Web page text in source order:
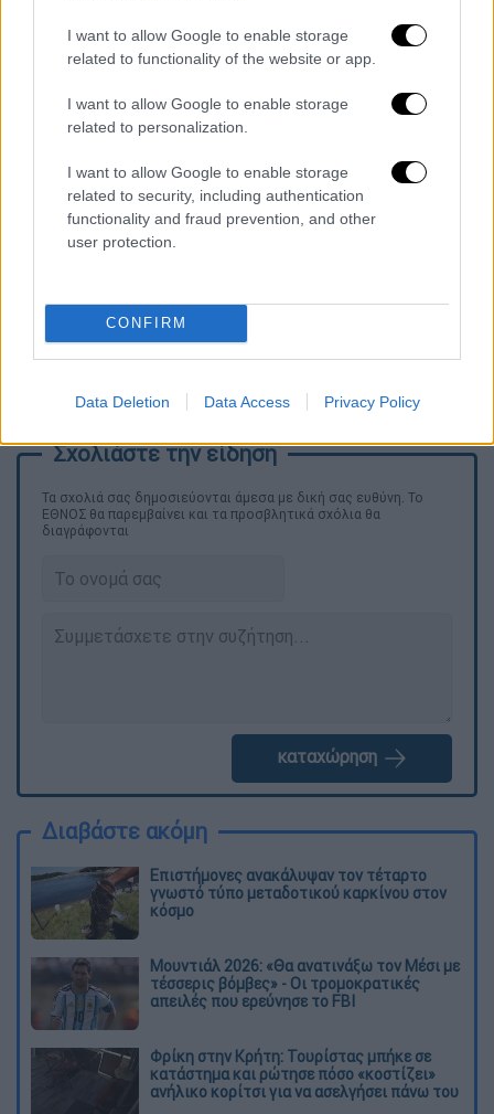
I want to allow Google to enable storage
related to functionality of the website or app.
I want to allow Google to enable storage
related to personalization.
I want to allow Google to enable storage
related to security, including authentication
functionality and fraud prevention, and other
user protection.
CONFIRM
Data Deletion Data Access Privacy Policy
έλλειψη στέγης στον 21ο αιώνα», καταλήγει
στο τέλος του βίντεο, στο οποίο
σημειώνεται ότι το ντοκιμαντέρ «έρχεται
σύντομα».
Η νέα παραγωγή του ITV1 επικεντρώνεται
στο πρόγραμμα «Homewards» κατά τον
πρώτο χρόνο λειτουργίας του. Η
και της πριγκίπισσας της Ουαλίας, θέλει να
κάνει την έλλειψη στέγης «
πέντε χρόνια.
Τα σχολιά σας δημοσιεύονται άμεσα με δική σας ευθύνη. Το
ΕΘΝΟΣ θα παρεμβαίνει και τα προσβλητικά σχόλια θα
διαγράφονται
καταχώρηση
Διαβάστε ακόμη
Επιστήμονες ανακάλυψαν τον τέταρτο
γνωστό τύπο μεταδοτικού καρκίνου στον
κόσμο
Μουντιάλ 2026: «Θα ανατινάξω τον Μέσι με
τέσσερις βόμβες» - Οι τρομοκρατικές
απειλές που ερεύνησε το FBI
Φρίκη στην Κρήτη: Τουρίστας μπήκε σε
κατάστημα και ρώτησε πόσο «κοστίζει»
ανήλικο κορίτσι για να ασελγήσει πάνω του